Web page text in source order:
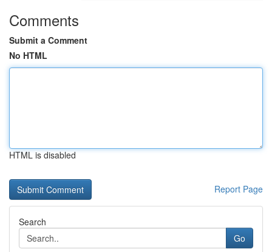
Comments
Submit a Comment
No HTML
HTML is disabled
Report Page
Search
Go